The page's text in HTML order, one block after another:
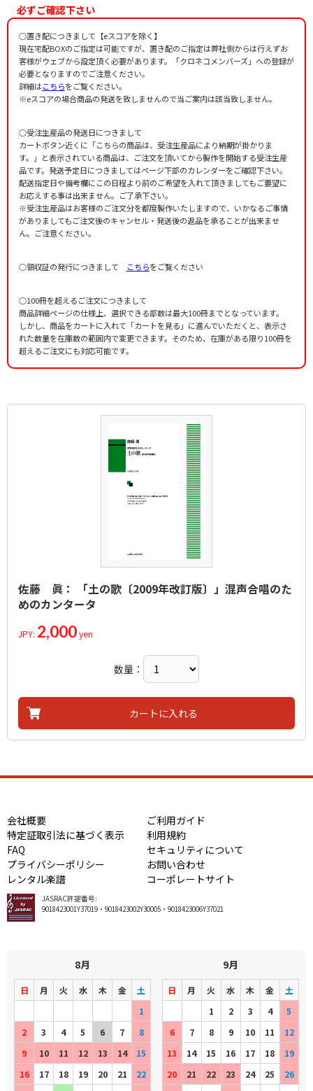
必ずご確認下さい
○置き配につきまして【eスコアを除く】
現在宅配BOXのご指定は可能ですが、置き配のご指定は弊社側からは行えずお
客様がウェブから設定頂く必要があります。「クロネコメンバーズ」への登録が
必要となりますのでご注意ください。
詳細はこちらをご覧ください。
※eスコアの場合商品の発送を致しませんので当ご案内は該当致しません。
○受注生産品の発送日につきまして
カートボタン近くに「こちらの商品は、受注生産品により納期が掛かりま
す。」と表示されている商品は、ご注文を頂いてから製作を開始する受注生産
品です。発送予定日につきましてはページ下部のカレンダーをご確認下さい。
配送指定日や備考欄にこの日程より前のご希望を入れて頂きましてもご要望に
お応えする事は出来ません。ご了承下さい。
※受注生産品はお客様のご注文分を都度製作いたしますので、いかなるご事情
がありましてもご注文後のキャンセル・発送後の返品を承ることが出来ませ
ん。ご注意ください。
○領収証の発行につきまして こちらをご覧ください
○100冊を超えるご注文につきまして
商品詳細ページの仕様上、選択できる部数は最大100冊までとなっています。
しかし、商品をカートに入れて「カートを見る」に進んでいただくと、表示さ
れた数量を在庫数の範囲内で変更できます。そのため、在庫がある限り100冊を
超えるご注文にも対応可能です。
佐藤 眞： 「土の歌〔2009年改訂版〕」混声合唱のた
めのカンタータ
JPY: 2,000yen
数量：
カートに入れる
会社概要
ご利用ガイド
特定証取引法に基づく表示
利用規約
FAQ
セキュリティについて
プライバシーポリシー
お問い合わせ
レンタル楽譜
コーポレートサイト
JASRAC許諾番号:
9018423001Y37019・9018423002Y30005・9018423006Y37021
8月
日 月 火 水 木 金
土
1
2
3 4 5 6 7
8
9
10 11 12 13 14
15
16
17 18 19 20 21
22
9月
日 月 火 水 木 金
土
1
2 3 4
5
6
7 8 9 10 11
12
13
14 15 16 17 18
19
20
21 22 23 24 25
26